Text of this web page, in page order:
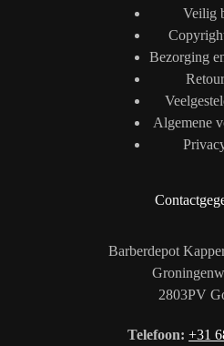
Veilig
Bezorging
Algemene
Barberdepot
2803PV
Telefoon: +31